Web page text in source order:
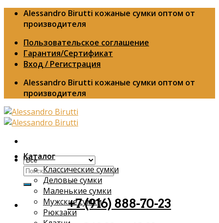
Skip Alessandro Birutti кожаные сумки оптом от
производителя
Пользовательское соглашение
Гарантия/Сертификат
Вход / Регистрация
Alessandro Birutti кожаные сумки оптом от
производителя
Искать:
+7 (916) 888-70-23
Каталог
Классические сумки
Деловые сумки
Маленькие сумки
Мужские сумки
Рюкзаки